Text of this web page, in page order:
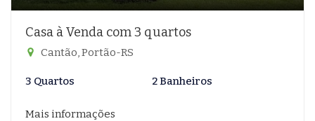
Casa à Venda com 3 quartos
Cantão, Portão-RS
3 Quartos 2 Banheiros
Mais informações